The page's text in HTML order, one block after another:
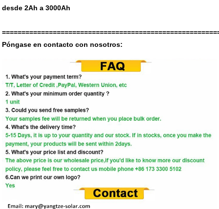
desde 2Ah a 3000Ah
Póngase en contacto con nosotros: